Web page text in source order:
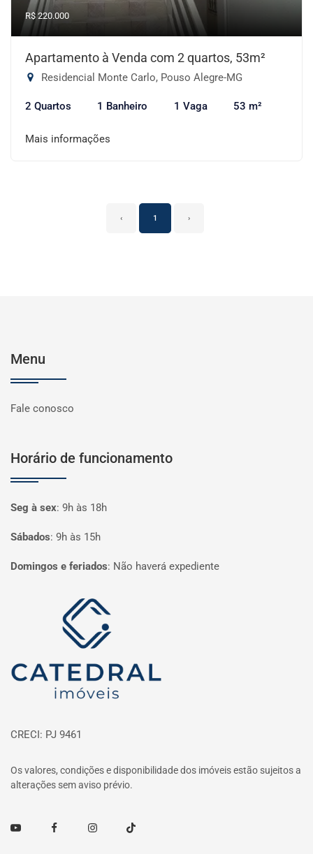
R$ 220.000
Apartamento à Venda com 2 quartos, 53m²
Residencial Monte Carlo, Pouso Alegre-MG
2 Quartos 1 Banheiro 1 Vaga 53 m²
Mais informações
‹ 1 ›
Menu
Fale conosco
Horário de funcionamento
Seg à sex: 9h às 18h
Sábados: 9h às 15h
Domingos e feriados: Não haverá expediente
Página inicial
CRECI: PJ 9461
Os valores, condições e disponibilidade dos imóveis estão sujeitos a
alterações sem aviso prévio.
Youtube FacebookInstagramTikTok